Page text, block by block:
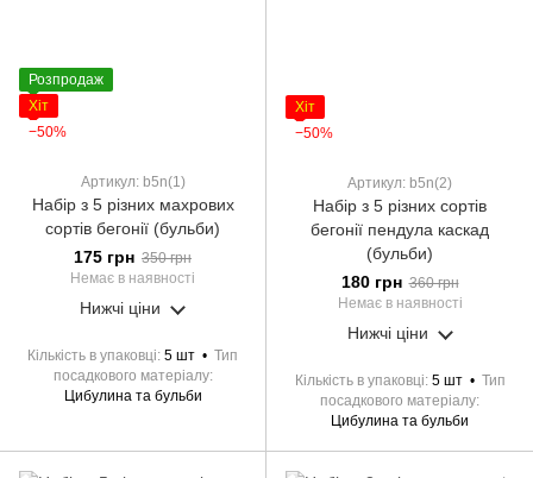
Розпродаж
Хіт
−50%
Артикул: b5n(1)
Набір з 5 різних махрових
сортів бегонії (бульби)
175 грн 350 грн
Немає в наявності
Нижчі ціни
Кількість в упаковці 5 шт
Тип
посадкового матеріалу
Цибулина та бульби
Хіт
−50%
Артикул: b5n(2)
Набір з 5 різних сортів
бегонії пендула каскад
(бульби)
180 грн 360 грн
Немає в наявності
Нижчі ціни
Кількість в упаковці 5 шт
Тип
посадкового матеріалу
Цибулина та бульби